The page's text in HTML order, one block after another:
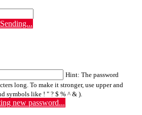
Sending...
Hint: The password
long. To make it stronger, use upper and
symbols like ! " ? $ % ^ & ).
new password...